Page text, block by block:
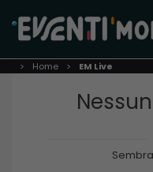
Home EM Live